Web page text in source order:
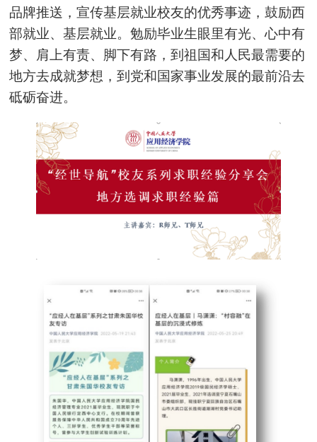
品牌推送，宣传基层就业校友的优秀事迹，鼓励西
部就业、基层就业。勉励毕业生眼里有光、心中有
梦、肩上有责、脚下有路，到祖国和人民最需要的
地方去成就梦想，到党和国家事业发展的最前沿去
砥砺奋进。